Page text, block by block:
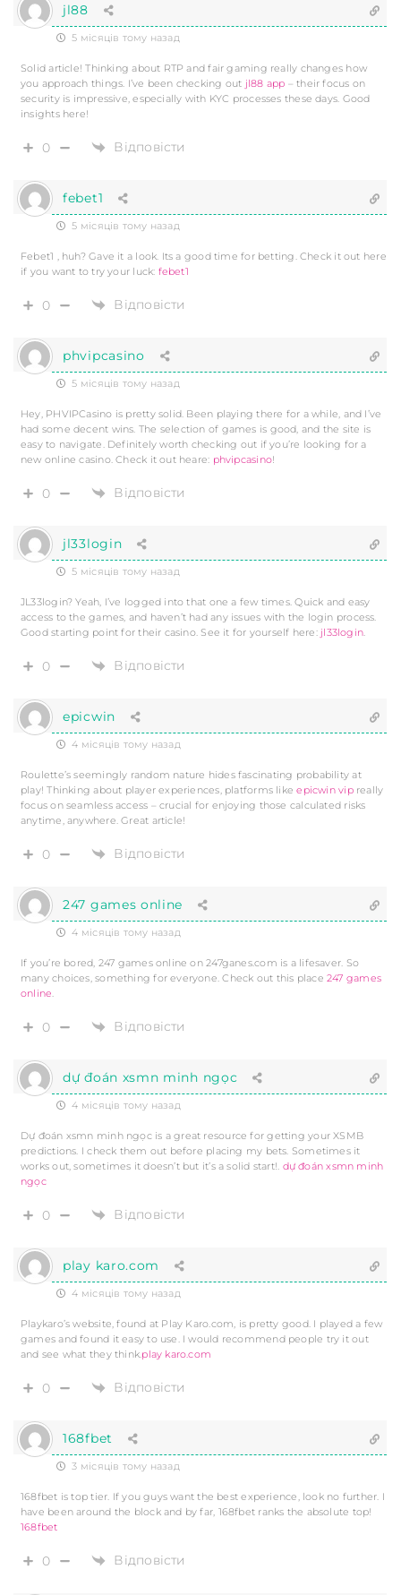
jl88
5 місяців тому назад
Solid article! Thinking about RTP and fair gaming really changes how
you approach things. I’ve been checking out jl88 app – their focus on
security is impressive, especially with KYC processes these days. Good
insights here!
0 Відповісти
febet1
5 місяців тому назад
Febet1 , huh? Gave it a look. Its a good time for betting. Check it out here
if you want to try your luck: febet1
0 Відповісти
phvipcasino
5 місяців тому назад
Hey, PHVIPCasino is pretty solid. Been playing there for a while, and I’ve
had some decent wins. The selection of games is good, and the site is
easy to navigate. Definitely worth checking out if you’re looking for a
new online casino. Check it out heare: phvipcasino!
0 Відповісти
jl33login
5 місяців тому назад
JL33login? Yeah, I’ve logged into that one a few times. Quick and easy
access to the games, and haven’t had any issues with the login process.
Good starting point for their casino. See it for yourself here: jl33login.
0 Відповісти
epicwin
4 місяців тому назад
Roulette’s seemingly random nature hides fascinating probability at
play! Thinking about player experiences, platforms likeepicwin vipreally
focus on seamless access – crucial for enjoying those calculated risks
anytime, anywhere. Great article!
0 Відповісти
247 games online
4 місяців тому назад
If you’re bored, 247 games online on 247ganes.com is a lifesaver. So
many choices, something for everyone. Check out this place 247 games
online.
0 Відповісти
dự đoán xsmn minh ngọc
4 місяців тому назад
Dự đoán xsmn minh ngọc is a great resource for getting your XSMB
predictions. I check them out before placing my bets. Sometimes it
works out, sometimes it doesn’t but it’s a solid start!. dự đoán xsmn minh
ngọc
0 Відповісти
play karo.com
4 місяців тому назад
Playkaro’s website, found at Play Karo.com, is pretty good. I played a few
games and found it easy to use. I would recommend people try it out
and see what they think.play karo.com
0 Відповісти
168fbet
3 місяців тому назад
168fbet is top tier. If you guys want the best experience, look no further. I
have been around the block and by far, 168fbet ranks the absolute top!
168fbet
0 Відповісти